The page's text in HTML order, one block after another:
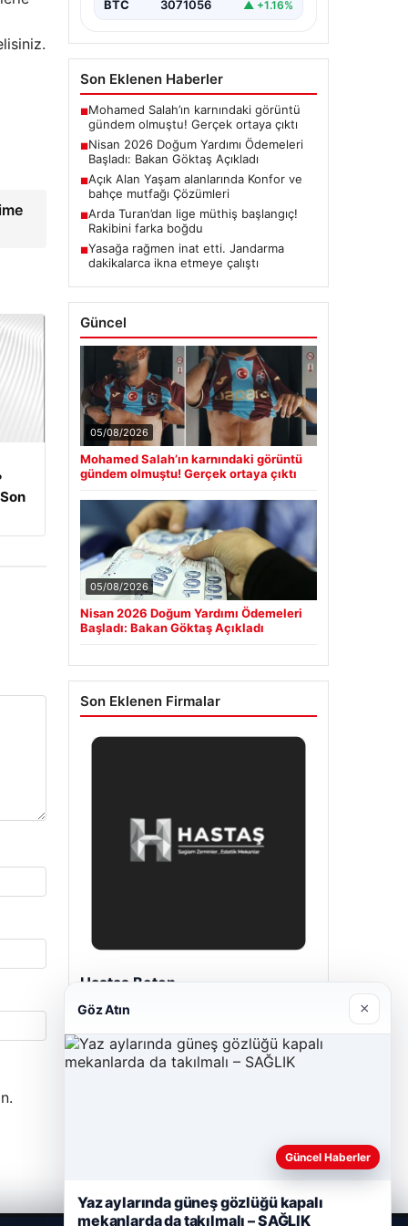
BTC 3071056 ▲ +1.16%
Son Eklenen Haberler
■Mohamed Salah’ın karnındaki görüntü
gündem olmuştu! Gerçek ortaya çıktı
■Nisan 2026 Doğum Yardımı Ödemeleri
Başladı: Bakan Göktaş Açıkladı
■Açık Alan Yaşam alanlarında Konfor ve
bahçe mutfağı Çözümleri
■Arda Turan’dan lige müthiş başlangıç!
Rakibini farka boğdu
■Yasağa rağmen inat etti. Jandarma
dakikalarca ikna etmeye çalıştı
Güncel
05/08/2026
Mohamed Salah’ın karnındaki görüntü
gündem olmuştu! Gerçek ortaya çıktı
05/08/2026
Nisan 2026 Doğum Yardımı Ödemeleri
Başladı: Bakan Göktaş Açıkladı
Son Eklenen Firmalar
Hastaş Beton
26/05/2026
Göz Atın ×
Güncel Haberler
Yaz aylarında güneş gözlüğü kapalı
mekanlarda da takılmalı – SAĞLIK